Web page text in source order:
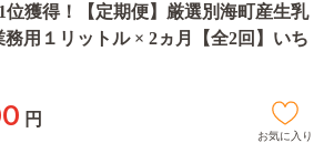
位獲得！【定期便】厳選別海町産生乳
用１リットル × 2ヵ月【全2回】いち
円
お気に入り